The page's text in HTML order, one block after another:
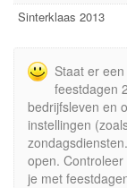
Sinterklaas 2013
Staat er
feestdagen
bedrijfsleven en
instellingen
open.
je met